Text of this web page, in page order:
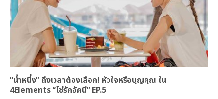
“น้ำหนึ่ง” ถึงเวลาต้องเลือก! หัวใจหรือบุญคุณ ใน
4Elements “โซ่รักอัคนี” EP.5